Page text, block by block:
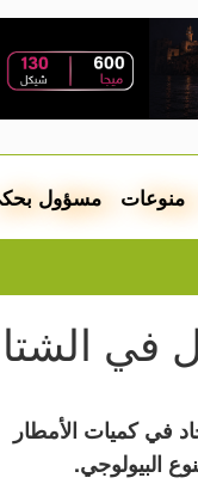
منوعات مسؤول
في
في كميات الأمطار
البيولوجي.